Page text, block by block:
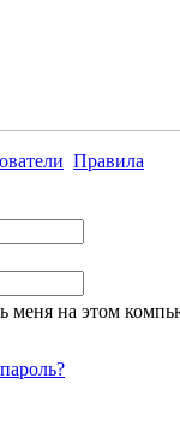
Правила
меня на этом